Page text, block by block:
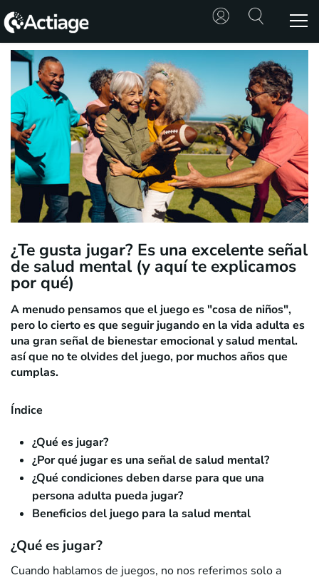
SHOP
TRATAMIENTOS
CONSULTA
CONOCE
ACTIAGE
RECURSOS
¿Te gusta jugar? Es una excelente señal
de salud mental (y aquí te explicamos
por qué)
A menudo pensamos que el juego es "cosa de niños",
pero lo cierto es que seguir jugando en la vida adulta es
una gran señal de bienestar emocional y salud mental.
así que no te olvides del juego, por muchos años que
cumplas.
Índice
¿Qué es jugar?
¿Por qué jugar es una señal de salud mental?
¿Qué condiciones deben darse para que una
persona adulta pueda jugar?
Beneficios del juego para la salud mental
¿Qué es jugar?
Cuando hablamos de juegos, no nos referimos solo a